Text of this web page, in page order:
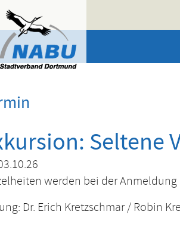
Seltene
werden bei der
Dr. Erich Kretzschmar / Robin